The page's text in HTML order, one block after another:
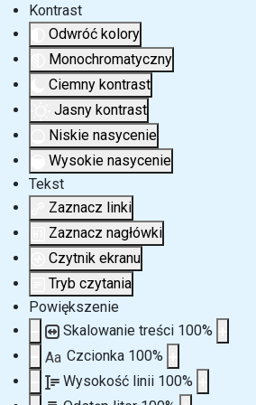
Kontrast
Odwróć kolory
Monochromatyczny
Ciemny kontrast
Jasny kontrast
Niskie nasycenie
Wysokie nasycenie
Tekst
Zaznacz linki
Zaznacz nagłówki
Czytnik ekranu
Tryb czytania
Powiększenie
Skalowanie treści 100%
Aa Czcionka 100%
Wysokość linii 100%